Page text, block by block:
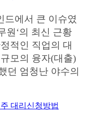
드에서 큰 이슈였
원‘의 최신 근황
적인 직업의 대
모의 융자(대출)
던 엄청난 야수의